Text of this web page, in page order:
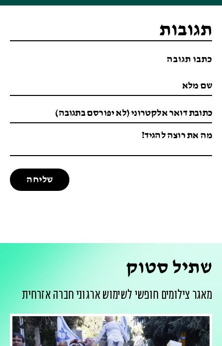
תגובות
כתבו תגובה
שתיל סטוק
מאגר צילומים חופשי לשימוש ארגוני חברה אזרחית